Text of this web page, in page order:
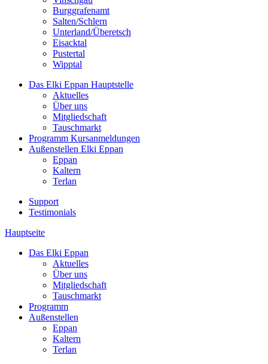
Burggrafenamt
Salten/Schlern
Unterland/Überetsch
Eisacktal
Pustertal
Wipptal
Das Elki Eppan Hauptstelle
Aktuelles
Über uns
Mitgliedschaft
Tauschmarkt
Programm Kursanmeldungen
Außenstellen Elki Eppan
Eppan
Kaltern
Terlan
Support
Testimonials
Hauptseite
Das Elki Eppan
Aktuelles
Über uns
Mitgliedschaft
Tauschmarkt
Programm
Außenstellen
Eppan
Kaltern
Terlan